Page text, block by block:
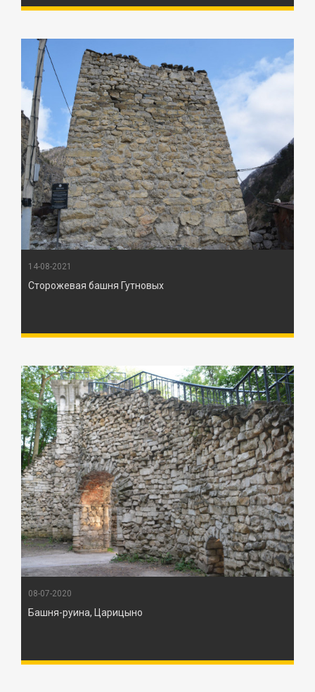
14-08-2021
Сторожевая башня Гутновых
08-07-2020
Башня-руина, Царицыно